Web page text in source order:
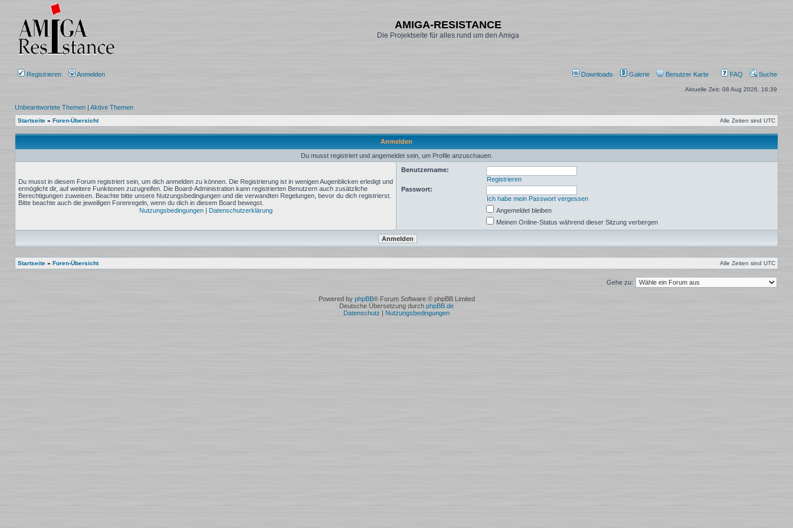
AMIGA-RESISTANCE
Die Projektseite für alles rund um den Amiga
Registrieren Anmelden Downloads Galerie Benutzer Karte FAQ Suche
Aktuelle Zeit: 08 Aug 2026, 16:39
Unbeantwortete Themen | Aktive Themen
Startseite » Foren-Übersicht Alle Zeiten sind UTC
Anmelden
Du musst registriert und angemeldet sein, um Profile anzuschauen.
Du musst in diesem Forum registriert sein, um dich anmelden zu können. Die Registrierung ist in wenigen Augenblicken erledigt und
ermöglicht dir, auf weitere Funktionen zuzugreifen. Die Board-Administration kann registrierten Benutzern auch zusätzliche
Berechtigungen zuweisen. Beachte bitte unsere Nutzungsbedingungen und die verwandten Regelungen, bevor du dich registrierst.
Bitte beachte auch die jeweiligen Forenregeln, wenn du dich in diesem Board bewegst.
Nutzungsbedingungen| Datenschutzerklärung
Benutzername:
Registrieren
Passwort:
Ich habe mein Passwort vergessen
Angemeldet bleiben
Meinen Online-Status während dieser Sitzung verbergen
Startseite » Foren-Übersicht Alle Zeiten sind UTC
Gehe zu:
Powered by phpBB® Forum Software © phpBB Limited
Deutsche Übersetzung durch phpBB.de
Datenschutz | Nutzungsbedingungen